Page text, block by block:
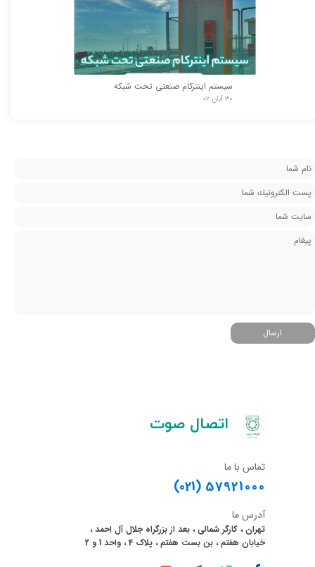
سیستم اینترکام صنعتی تحت شبکه
۳۰ آبان ۰۲
ارسال
​اتصال صوت
تماس با ما
(021) 57921000
آدرس ما
تهران ، کارگر شمالی ، بعد از بزرگراه جلال آل احمد ،
خیابان هفتم ، بن بست هفتم ، پلاک 4 ، واحد 1 و 2